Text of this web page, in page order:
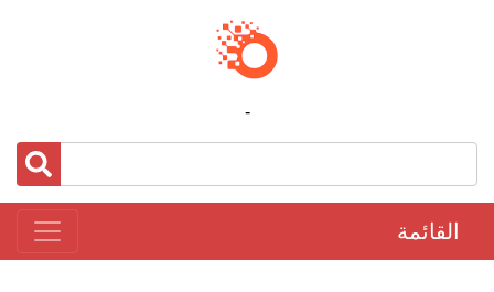
-
القائمة